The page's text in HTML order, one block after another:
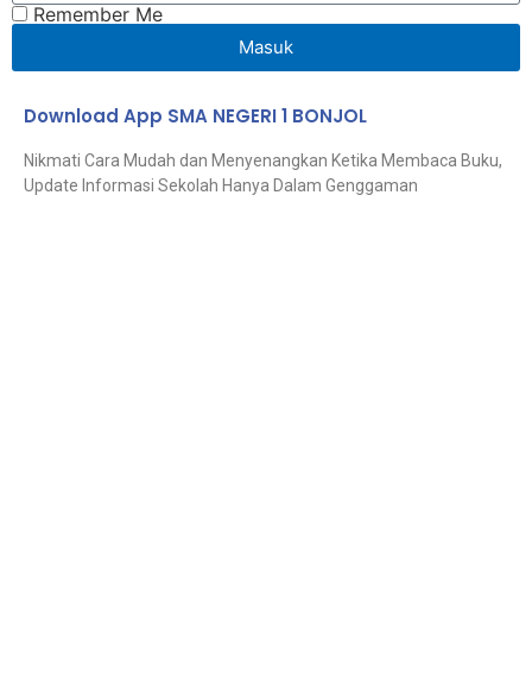
Remember Me
Masuk
Download App SMA NEGERI 1 BONJOL
Nikmati Cara Mudah dan Menyenangkan Ketika Membaca Buku,
Update Informasi Sekolah Hanya Dalam Genggaman